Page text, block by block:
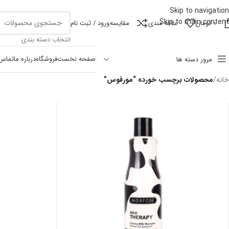
Skip to navigation
Skip to main content
0تومان علاقه مندی مقايسهورود / ثبت نام
انتخاب دسته بندی
مرور دسته ها
صفحه نخستفروشگاهدرباره ما
خانه/محصولات برچسب خورده “مورفوس”